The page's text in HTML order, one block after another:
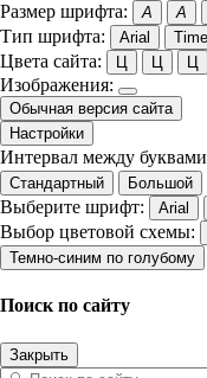
Размер шрифта: A A
Тип шрифта: Arial
Цвета сайта: Ц Ц Ц
Изображения:
Обычная версия сайта
Настройки
Интервал между
Стандартный
Большой
Выберите шрифт: Arial
Выбор цветовой схемы:
Темно-синим по голубому
Поиск по сайту
Закрыть